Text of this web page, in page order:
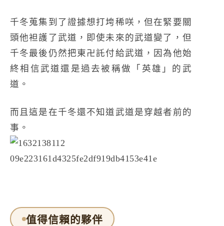
千冬蒐集到了證據想打垮稀咲，但在緊要關
頭他袒護了武道，即使未來的武道變了，但
千冬最後仍然把東卍託付給武道，因為他始
終相信武道還是過去被稱做「英雄」的武
道。
而且這是在千冬還不知道武道是穿越者前的
事。
值得信賴的夥伴